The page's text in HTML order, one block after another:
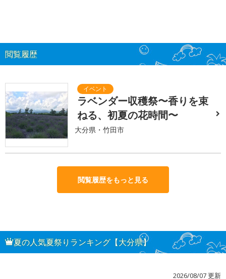
閲覧履歴
ラベンダー収穫祭〜香りを束
ねる、初夏の花時間〜
大分県・竹田市
閲覧履歴をもっと見る
夏の人気夏祭りランキング【大分県】
2026/08/07 更新